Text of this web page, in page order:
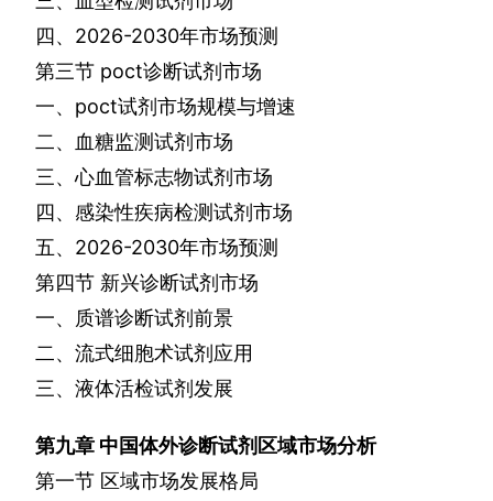
四、 2026-2030年市场预测
第三节 poct诊断试剂市场
一、 poct试剂市场规模与增速
二、血糖监测试剂市场
三、心血管标志物试剂市场
四、感染性疾病检测试剂市场
五、 2026-2030年市场预测
第四节 新兴诊断试剂市场
一、质谱诊断试剂前景
二、流式细胞术试剂应用
三、液体活检试剂发展
第九章 中国体外诊断试剂区域市场分析
第一节 区域市场发展格局